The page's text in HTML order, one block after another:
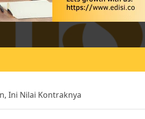
Ini Nilai Kontraknya